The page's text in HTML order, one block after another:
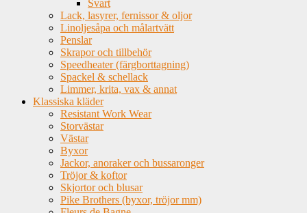
Svart
Lack, lasyrer, fernissor & oljor
Linoljesåpa och målartvätt
Penslar
Skrapor och tillbehör
Speedheater (färgborttagning)
Spackel & schellack
Limmer, krita, vax & annat
Klassiska kläder
Resistant Work Wear
Storvästar
Västar
Byxor
Jackor, anoraker och bussaronger
Tröjor & koftor
Skjortor och blusar
Pike Brothers (byxor, tröjor mm)